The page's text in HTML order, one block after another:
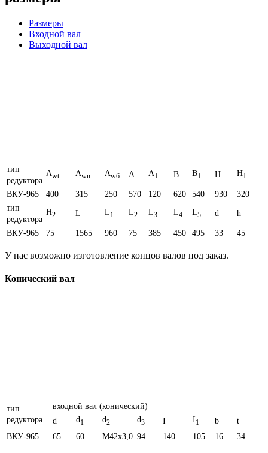
Размеры
Входной вал
Выходной вал
тип
редуктора
Awt Awn Awб A A1 B B1 H H1
ВКУ-965 400 315 250 570 120 620 540 930
320
тип
редуктора
H2 L L1 L2 L3 L4 L5 d h
ВКУ-965 75 1565 960 75 385 450 495 33 45
У нас возможно изготовление концов валов под заказ.
Конический вал
тип
редуктора
входной вал (конический)
d
d1 d2 d3 I I1 b
t
ВКУ-965
65 60 M42x3,0 94 140 105 16 34